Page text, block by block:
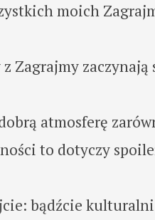
moich
Zagrajmy
atmosferę
to dotyczy
bądźcie